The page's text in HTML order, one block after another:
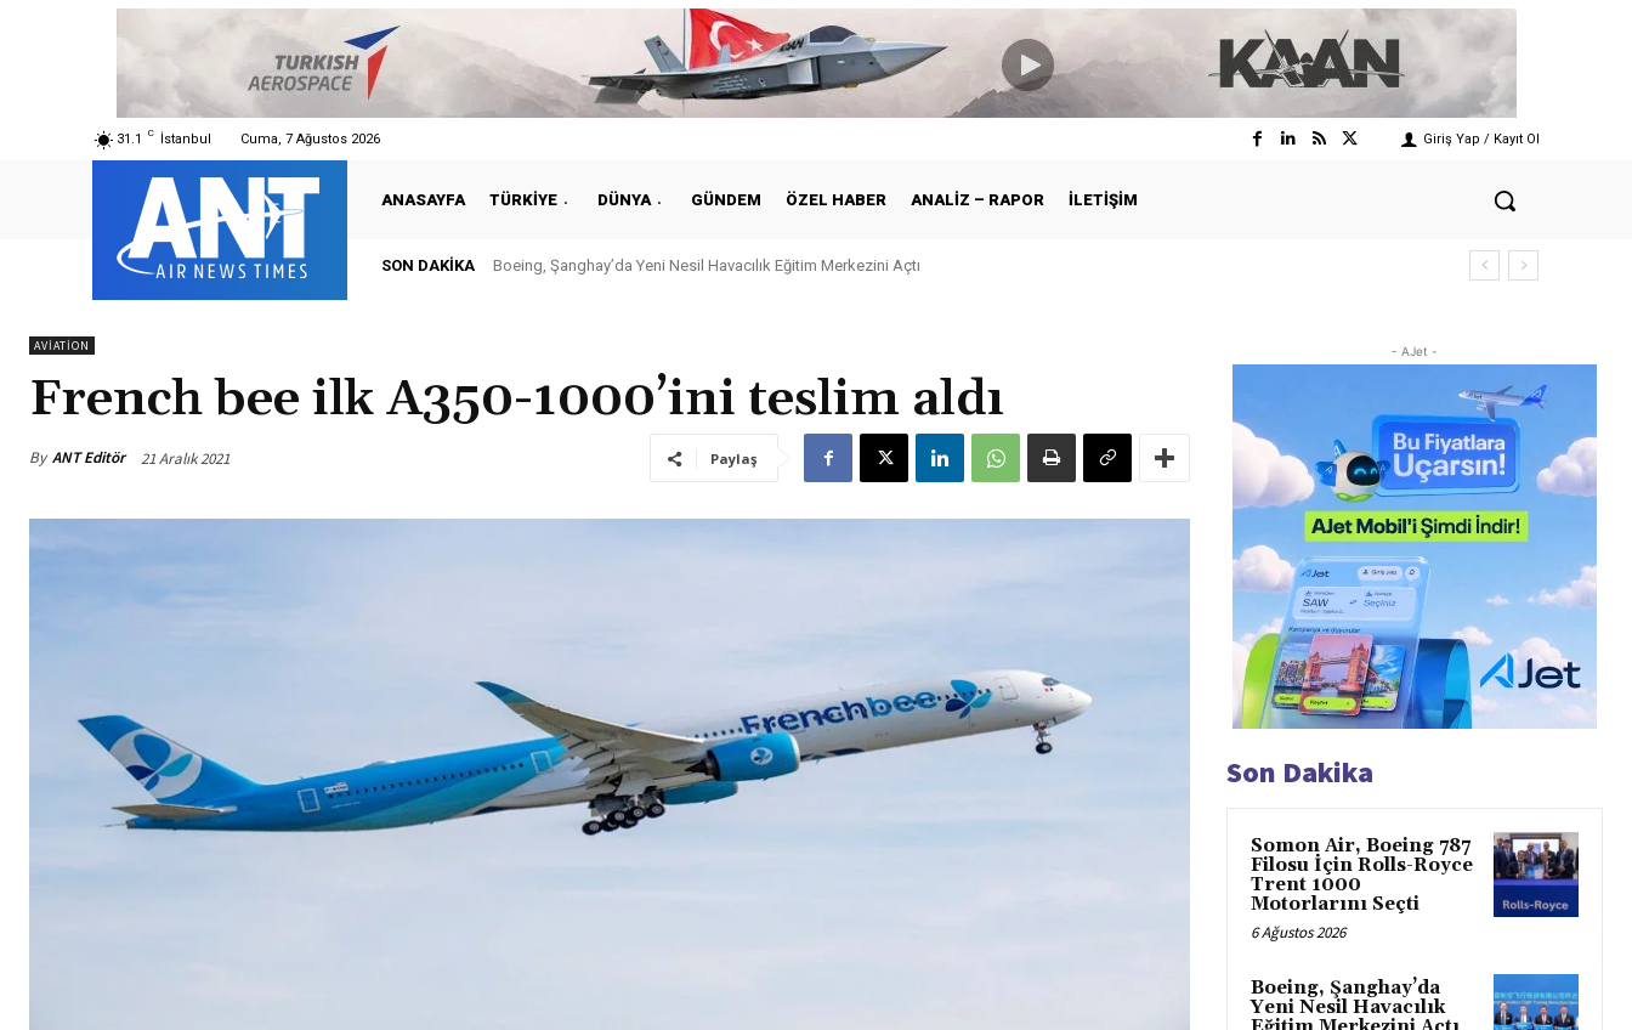
31.1 C İstanbul Cuma, 7 Ağustos 2026 Giriş Yap / Kayıt Ol
ANASAYFA TÜRKIYE DÜNYA GÜNDEM ÖZEL HABER ANALIZ – RAPOR İLETIŞIM
SON DAKIKA Boeing, Şanghay’da Yeni Nesil Havacılık Eğitim Merkezini Açtı
AVIATION
French bee ilk A350-1000’ini teslim aldı
By ANT Editör 21 Aralık 2021 Paylaş
- AJet -
Son Dakika
Somon Air, Boeing 787
Filosu İçin Rolls-Royce
Trent 1000
Motorlarını Seçti
6 Ağustos 2026
Boeing, Şanghay’da
Yeni Nesil Havacılık